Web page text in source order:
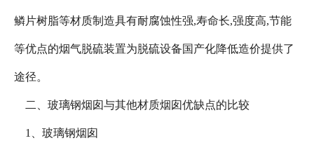
鳞片树脂等材质制造具有耐腐蚀性强,寿命长,强度高,节能
等优点的烟气脱硫装置为脱硫设备国产化降低造价提供了
途径。
二、玻璃钢烟囱与其他材质烟囱优缺点的比较
1、玻璃钢烟囱